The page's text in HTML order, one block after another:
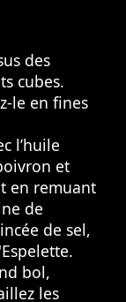
des
cubes.
le en fines
l’huile
et
en remuant
de
de sel,
bol,
les